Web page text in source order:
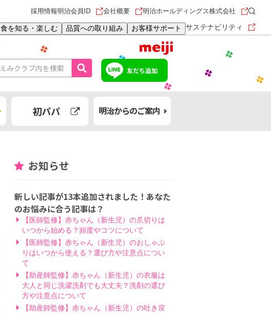
食を知る・楽しむ 品質への取り組み お客様サポート サステナビリティ
採用情報明治会員ID 会社概要 明治ホールディングス株式会社
友だち追加
初パパ 明治からのご案内
お知らせ
新しい記事が13本追加されました！あなた
のお悩みに合う記事は？
【医師監修】赤ちゃん（新生児）の爪切りは
いつから始める？頻度やコツについて
【医師監修】赤ちゃん（新生児）のおしゃぶ
りはいつから使える？選び方や注意点につい
て
【助産師監修】赤ちゃん（新生児）の衣服は
大人と同じ洗濯洗剤でも大丈夫？洗剤の選び
方や注意点について
【助産師監修】赤ちゃん（新生児）の吐き戻